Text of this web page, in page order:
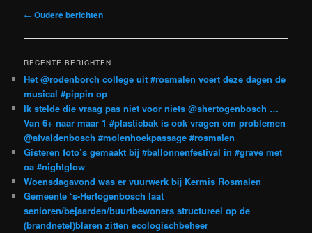
Bericht
← Oudere berichten
RECENTE BERICHTEN
Het @rodenborch college uit #rosmalen voert deze dagen de
musical #pippin op
Ik stelde die vraag pas niet voor niets @shertogenbosch …
Van 6+ naar maar 1 #plasticbak is ook vragen om problemen
@afvaldenbosch #molenhoekpassage #rosmalen
Gisteren foto’s gemaakt bij #ballonnenfestival in #grave met
oa #nightglow
Woensdagavond was er vuurwerk bij Kermis Rosmalen
Gemeente ‘s-Hertogenbosch laat
senioren/bejaarden/buurtbewoners structureel op de
(brandnetel)blaren zitten ecologischbeheer